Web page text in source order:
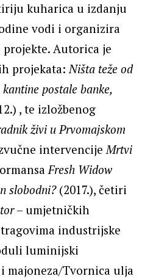
kuharica u izdanju
vodi i organizira
Autorica je
projekata:Ništa teže od
postale banke,
, te izložbenog
živi u Prvomajskom
intervencijeMrtvi
Fresh Widow
slobodni?(2017.), četiri
– umjetničkih
industrijske
luminijski
majoneza/Tvornica ulja